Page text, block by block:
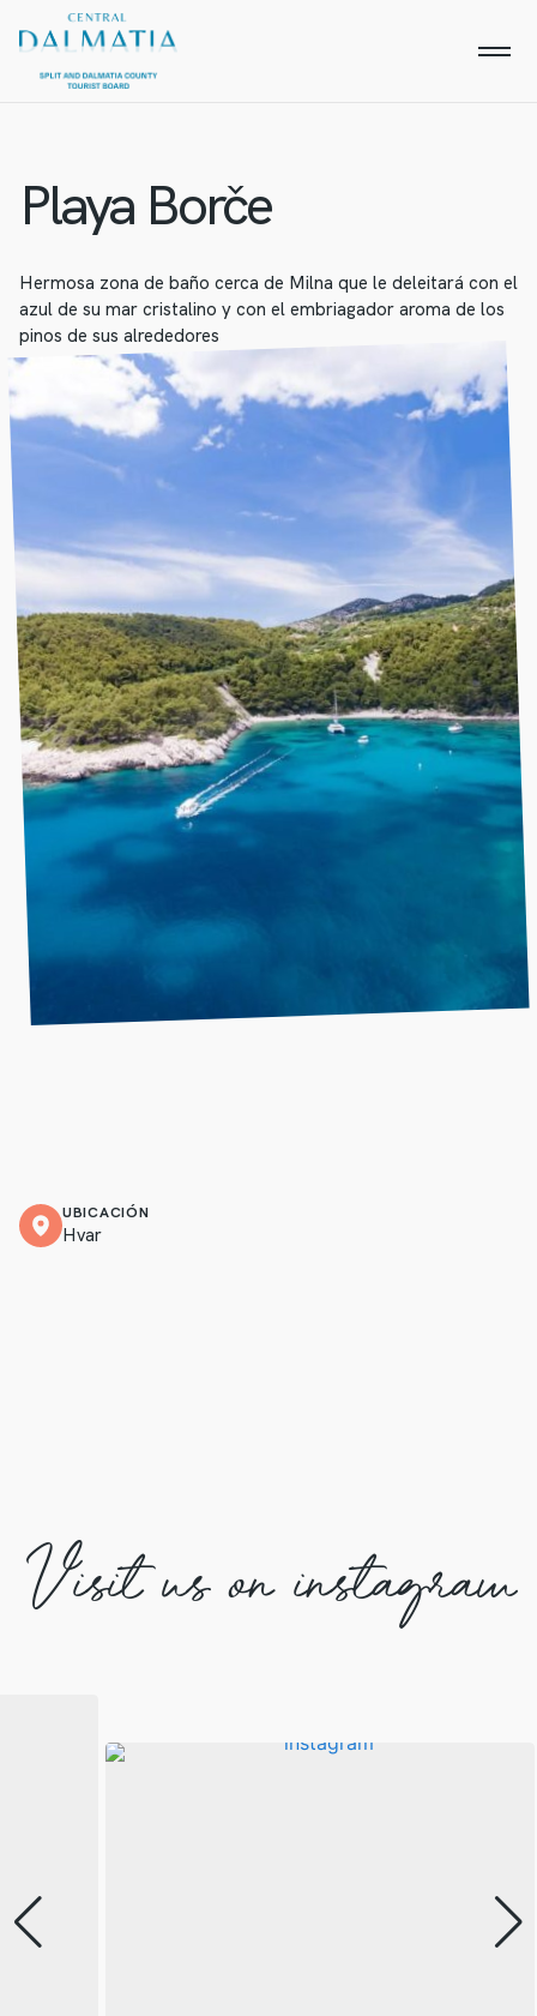
Playa Borče
Hermosa zona de baño cerca de Milna que le deleitará con el
azul de su mar cristalino y con el embriagador aroma de los
pinos de sus alrededores
UBICACIÓN
Hvar
Visit us on instagram